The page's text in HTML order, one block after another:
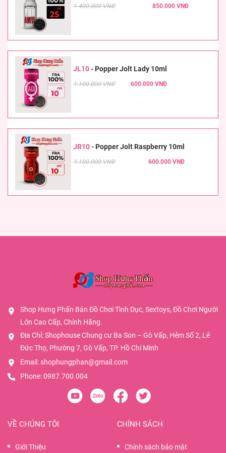
1.400.000 VNĐ 850.000 VNĐ
JL10- Popper Jolt Lady 10ml
1.100.000 VNĐ 600.000 VNĐ
JR10- Popper Jolt Raspberry 10ml
1.100.000 VNĐ 600.000 VNĐ
Shop Hưng Phấn Bán Đồ Chơi Tình Dục, Sextoys, Đồ Chơi Người
Lớn Cao Cấp, Chính Hãng.
Địa Chỉ: Shophouse Chung cư Ba Son – Gò Vấp, Hẻm Số 2, Lê
Đức Thọ, Phường 7, Gò Vấp, TP. Hồ Chí Minh
Email: shophungphan@gmail.com
Phone:0987.700.004
VỀ CHÚNG TÔI
Giới Thiệu
CHÍNH SÁCH
Chính sách bảo mật